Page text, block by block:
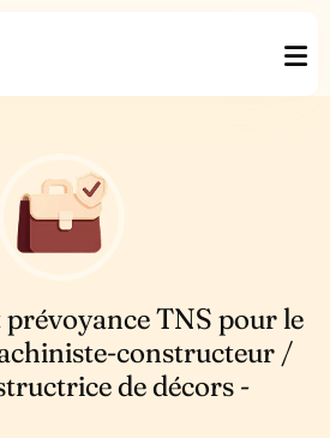
TNS pour le
constructeur /
de décors -